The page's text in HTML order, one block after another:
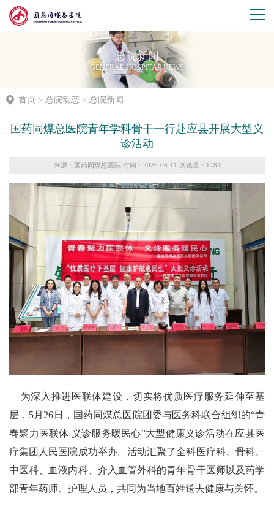
总院新闻
GENERAL HOSPITAL NEWS
首页 > 总院动态 > 总院新闻
国药同煤总医院青年学科骨干一行赴应县开展大型义
诊活动
来源：国药同煤总医院 时间：2026-06-11 浏览量： 1784
为深入推进医联体建设，切实将优质医疗服务延伸至基
层，5月26日，国药同煤总医院团委与医务科联合组织的“青
春聚力医联体 义诊服务暖民心”大型健康义诊活动在应县医
疗集团人民医院成功举办。活动汇聚了全科医疗科、骨科、
中医科、血液内科、介入血管外科的青年骨干医师以及药学
部青年药师、护理人员，共同为当地百姓送去健康与关怀。